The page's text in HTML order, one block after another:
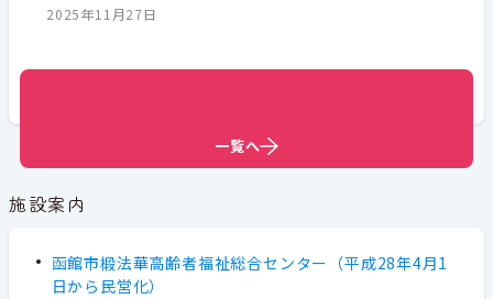
2025年11月27日
一覧へ
一覧へ
施設案内
函館市椴法華高齢者福祉総合センター（平成28年4月1
日から民営化）